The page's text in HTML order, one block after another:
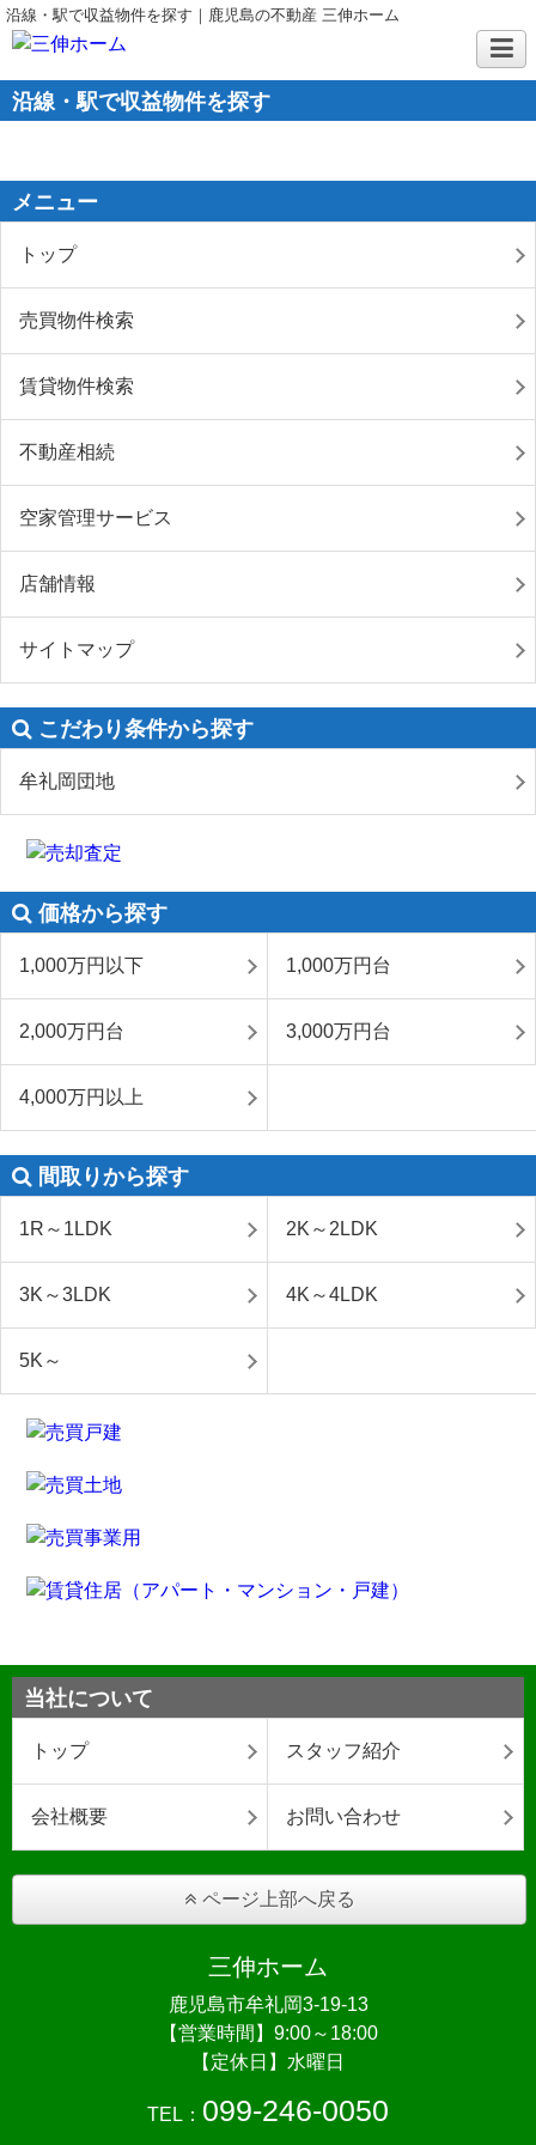
沿線・駅で収益物件を探す｜鹿児島の不動産 三伸ホーム
沿線・駅で収益物件を探す
メニュー
トップ
売買物件検索
賃貸物件検索
不動産相続
空家管理サービス
店舗情報
サイトマップ
こだわり条件から探す
牟礼岡団地
価格から探す
1,000万円以下 1,000万円台
2,000万円台 3,000万円台
4,000万円以上
間取りから探す
1R～1LDK 2K～2LDK
3K～3LDK 4K～4LDK
5K～
当社について
トップ スタッフ紹介
会社概要 お問い合わせ
ページ上部へ戻る
三伸ホーム
鹿児島市牟礼岡3-19-13
【営業時間】9:00～18:00
【定休日】水曜日
TEL： 099-246-0050